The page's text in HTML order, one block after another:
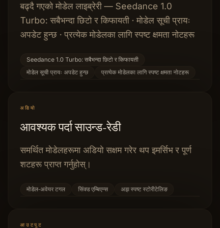
बढ्दै गएको मोडेल लाइब्रेरी — Seedance 1.0
Turbo: सबैभन्दा छिटो र किफायती · मोडेल सूची प्रायः
अपडेट हुन्छ · प्रत्येक मोडेलका लागि स्पष्ट क्षमता नोटहरू
Seedance 1.0 Turbo: सबैभन्दा छिटो र किफायती
मोडेल सूची प्रायः अपडेट हुन्छ
प्रत्येक मोडेलका लागि स्पष्ट क्षमता नोटहरू
अडियो
आवश्यक पर्दा साउन्ड‑रेडी
समर्थित मोडेलहरूमा अडियो सक्षम गरेर थप इमर्सिभ र पूर्ण
शटहरू प्राप्त गर्नुहोस्।
मोडेल‑अवेयर टगल सिंक्ड एम्बिएन्स अझ स्पष्ट स्टोरीटेलिङ
आउटपुट